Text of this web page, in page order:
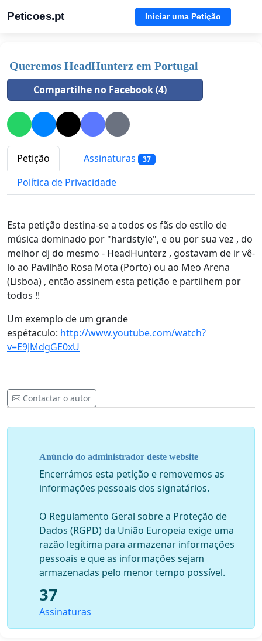
Peticoes.pt Iniciar uma Petição
Queremos HeadHunterz em Portugal
Compartilhe no Facebook (4)
Petição Assinaturas 37
Política de Privacidade
Esta petição destina-se a todos os fãs do estilo de
música dominado por "hardstyle", e ou por sua vez , do
melhor dj do mesmo - HeadHunterz , gostavam de ir vê-
lo ao Pavilhão Rosa Mota (Porto) ou ao Meo Arena
(Lisboa) , então assinem esta petição e partilhem por
todos !!
Um exemplo de um grande
espétaculo: http://www.youtube.com/watch?
v=E9JMdgGE0xU
Contactar o autor
Anúncio do administrador deste website
Encerrámos esta petição e removemos as
informações pessoais dos signatários.
O Regulamento Geral sobre a Proteção de
Dados (RGPD) da União Europeia exige uma
razão legítima para armazenar informações
pessoais e que as informações sejam
armazenadas pelo menor tempo possível.
37
Assinaturas